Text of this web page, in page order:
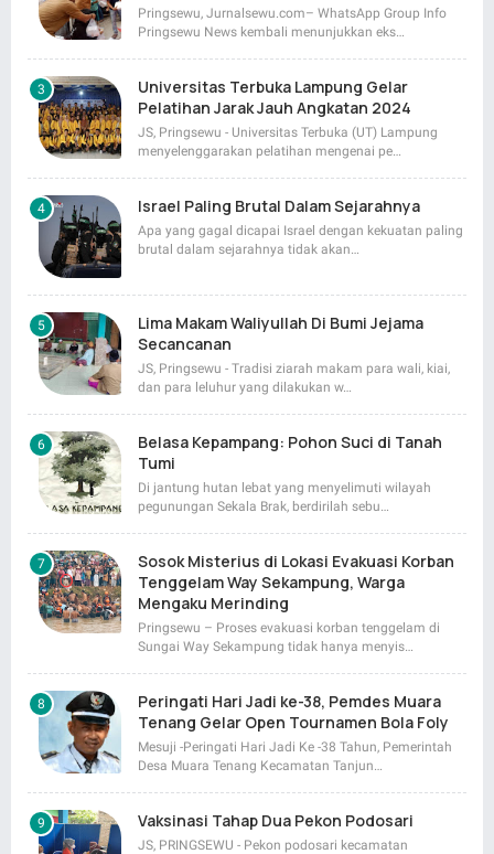
Pringsewu, Jurnalsewu.com– WhatsApp Group Info
Pringsewu News kembali menunjukkan eks…
Universitas Terbuka Lampung Gelar
Pelatihan Jarak Jauh Angkatan 2024
JS, Pringsewu - Universitas Terbuka (UT) Lampung
menyelenggarakan pelatihan mengenai pe…
Israel Paling Brutal Dalam Sejarahnya
Apa yang gagal dicapai Israel dengan kekuatan paling
brutal dalam sejarahnya tidak akan…
Lima Makam Waliyullah Di Bumi Jejama
Secancanan
JS, Pringsewu - Tradisi ziarah makam para wali, kiai,
dan para leluhur yang dilakukan w…
Belasa Kepampang: Pohon Suci di Tanah
Tumi
Di jantung hutan lebat yang menyelimuti wilayah
pegunungan Sekala Brak, berdirilah sebu…
Sosok Misterius di Lokasi Evakuasi Korban
Tenggelam Way Sekampung, Warga
Mengaku Merinding
Pringsewu – Proses evakuasi korban tenggelam di
Sungai Way Sekampung tidak hanya menyis…
Peringati Hari Jadi ke-38, Pemdes Muara
Tenang Gelar Open Tournamen Bola Foly
Mesuji -Peringati Hari Jadi Ke -38 Tahun, Pemerintah
Desa Muara Tenang Kecamatan Tanjun…
Vaksinasi Tahap Dua Pekon Podosari
JS, PRINGSEWU - Pekon podosari kecamatan